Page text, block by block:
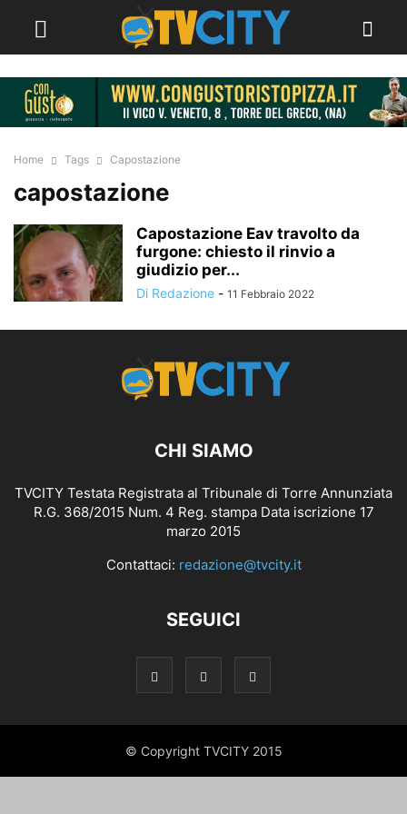
Home Tags Capostazione
capostazione
Capostazione Eav travolto da
furgone: chiesto il rinvio a
giudizio per...
Di Redazione - 11 Febbraio 2022
CHI SIAMO
TVCITY Testata Registrata al Tribunale di Torre Annunziata
R.G. 368/2015 Num. 4 Reg. stampa Data iscrizione 17
marzo 2015
Contattaci: redazione@tvcity.it
SEGUICI
© Copyright TVCITY 2015